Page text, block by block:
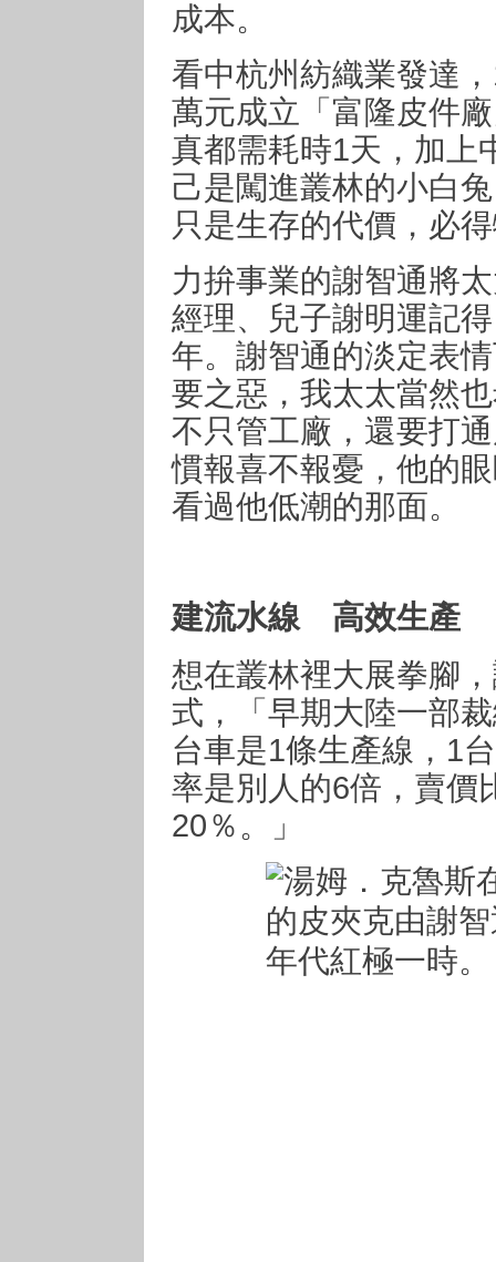
成本。
看中杭州紡織業發達
萬元成立「富隆皮件
真都需耗時1天，加上
己是闖進叢林的小白
只是生存的代價，必
力拚事業的謝智通將
經理、兒子謝明運記
年。謝智通的淡定表
要之惡，我太太當然
不只管工廠，還要打
慣報喜不報憂，他的
看過他低潮的那面。
建流水線 高效生產
想在叢林裡大展拳腳
式，「早期大陸一部
台車是1條生產線，1
率是別人的6倍，賣價
20％。」